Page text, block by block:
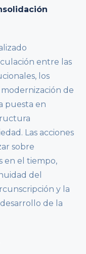
entre las
los
de
puesta en
Las acciones
sobre
en el tiempo,
del
y la
de la